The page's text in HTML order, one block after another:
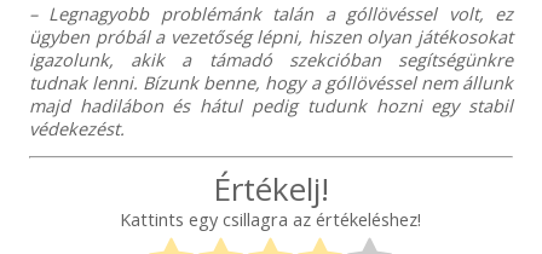
– Legnagyobb problémánk talán a góllövéssel volt, ez
ügyben próbál a vezetőség lépni, hiszen olyan játékosokat
igazolunk, akik a támadó szekcióban segítségünkre
tudnak lenni. Bízunk benne, hogy a góllövéssel nem állunk
majd hadilábon és hátul pedig tudunk hozni egy stabil
védekezést.
Értékelj!
Kattints egy csillagra az értékeléshez!